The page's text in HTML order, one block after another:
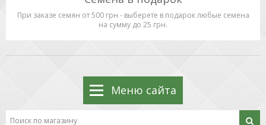
При заказе семян от 500 грн - выберете в подарок любые семена
на сумму до 25 грн.
Меню сайта